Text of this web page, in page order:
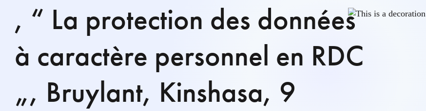
, “ La protection des données
à caractère personnel en RDC
„, Bruylant, Kinshasa, 9